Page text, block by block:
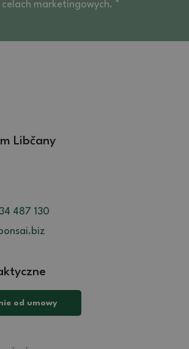
celach marketingowych. *
Libčany
487 130
od umowy